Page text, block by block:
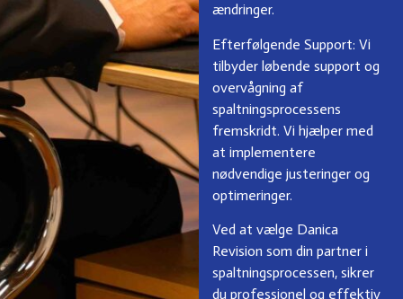
ændringer.
Efterfølgende Support: Vi
tilbyder løbende support og
overvågning af
spaltningsprocessens
fremskridt. Vi hjælper med
at implementere
nødvendige justeringer og
optimeringer.
Ved at vælge Danica
Revision som din partner i
spaltningsprocessen, sikrer
du professionel og effektiv